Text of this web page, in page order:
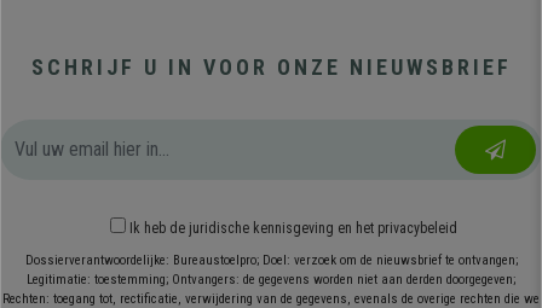
SCHRIJF U IN VOOR ONZE NIEUWSBRIEF
Ik heb de juridische kennisgeving en het privacybeleid
Dossierverantwoordelijke: Bureaustoelpro; Doel: verzoek om de nieuwsbrief te ontvangen;
Legitimatie: toestemming; Ontvangers: de gegevens worden niet aan derden doorgegeven;
Rechten: toegang tot, rectificatie, verwijdering van de gegevens, evenals de overige rechten die we